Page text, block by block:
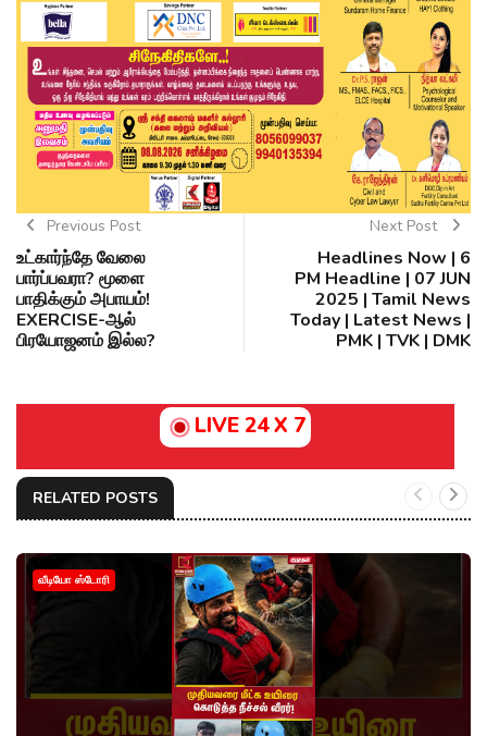
Previous Post
உட்கார்ந்தே வேலை
பார்ப்பவரா? மூளை
பாதிக்கும் அபாயம்!
EXERCISE-ஆல்
பிரயோஜனம் இல்ல?
Next Post
Headlines Now | 6
PM Headline | 07 JUN
2025 | Tamil News
Today | Latest News |
PMK | TVK | DMK
LIVE 24 X 7
RELATED POSTS
வீடியோ ஸ்டோரி